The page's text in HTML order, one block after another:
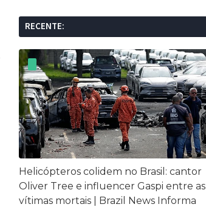
RECENTE:
Helicópteros colidem no Brasil: cantor
Oliver Tree e influencer Gaspi entre as
vítimas mortais | Brazil News Informa